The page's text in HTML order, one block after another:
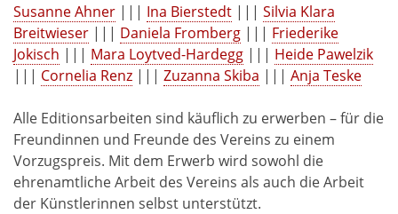
Susanne Ahner ||| Ina Bierstedt ||| Silvia Klara
Breitwieser ||| Daniela Fromberg ||| Friederike
Jokisch ||| Mara Loytved-Hardegg ||| Heide Pawelzik
||| Cornelia Renz ||| Zuzanna Skiba ||| Anja Teske
Alle Editionsarbeiten sind käuflich zu erwerben – für die
Freundinnen und Freunde des Vereins zu einem
Vorzugspreis. Mit dem Erwerb wird sowohl die
ehrenamtliche Arbeit des Vereins als auch die Arbeit
der Künstlerinnen selbst unterstützt.